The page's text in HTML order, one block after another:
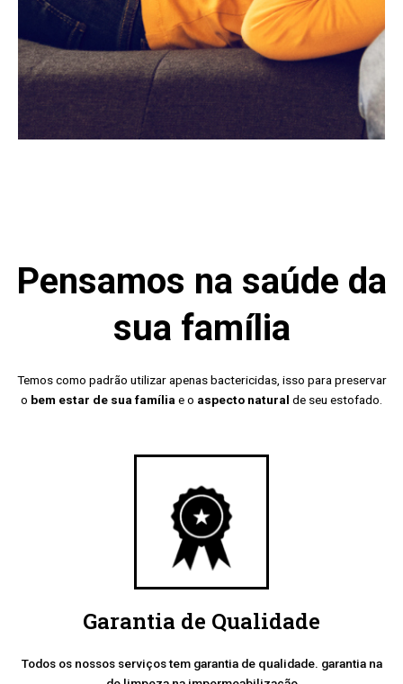
Pensamos na saúde da
sua família
Temos como padrão utilizar apenas bactericidas, isso para preservar
o bem estar de sua família e o aspecto natural de seu estofado.
Garantia de Qualidade
Todos os nossos serviços tem garantia de qualidade. garantia na